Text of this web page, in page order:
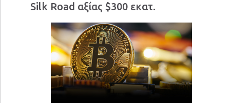
Silk Road αξίας $300 εκατ.